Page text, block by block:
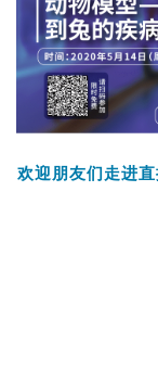
欢迎朋友们走进